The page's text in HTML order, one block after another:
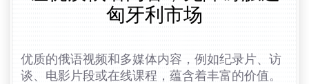
匈牙利市场
优质的俄语视频和多媒体内容，例如纪录片、访
谈、电影片段或在线课程，蕴含着丰富的价值。